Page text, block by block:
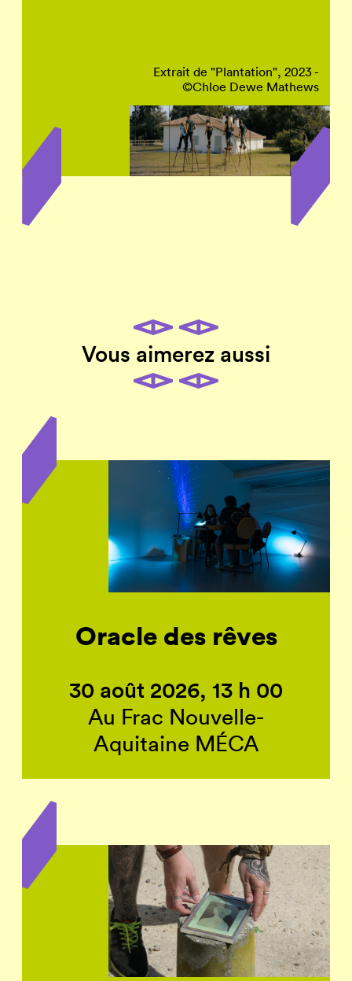
Extrait de "Plantation", 2023 -
©Chloe Dewe Mathews
Vous aimerez aussi
Oracle des rêves
30 août 2026, 13 h 00
Au Frac Nouvelle-
Aquitaine MÉCA